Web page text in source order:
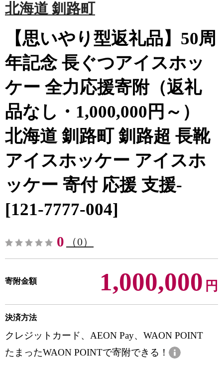
北海道 釧路町
【思いやり型返礼品】50周
年記念 長ぐつアイスホッ
ケー 全力応援寄附（返礼
品なし・1,000,000円～）
北海道 釧路町 釧路超 長靴
アイスホッケー アイスホ
ッケー 寄付 応援 支援-
[121-7777-004]
0 （0）
寄附金額 1,000,000 円
決済方法
クレジットカード、AEON Pay、WAON POINT
たまったWAON POINTで寄附できる！